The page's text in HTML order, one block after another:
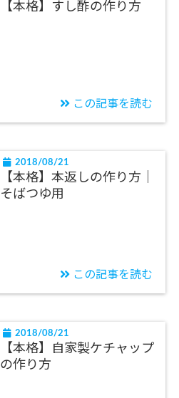
【本格】すし酢の作り方
この記事を読む
2018/08/21
【本格】本返しの作り方｜
そばつゆ用
この記事を読む
2018/08/21
【本格】自家製ケチャップ
の作り方